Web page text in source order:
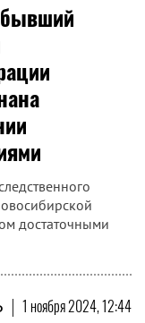
достаточными
| 1 ноября 2024, 12:44